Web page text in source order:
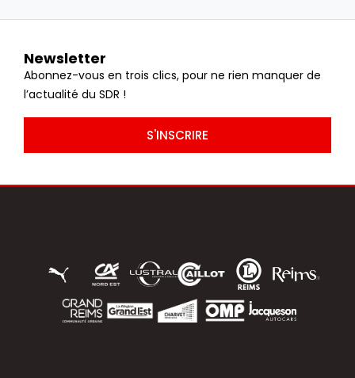
Newsletter
Abonnez-vous en trois clics, pour ne rien manquer de
l’actualité du SDR !
S'INSCRIRE